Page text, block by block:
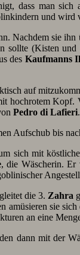
dass man
und wird
Nachdem sie
sollte (Kisten
des Kaufmanns
auf
hochrotem Kopf.
Pedro di Lafieri.
Aufschub bis
sich mit
, die Wäscherin. Er
die 3. Zahra
amüsieren sie
an eine
dann mit der